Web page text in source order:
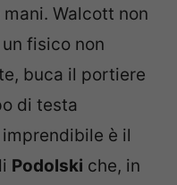
Walcott non
fisico non
buca il portiere
di testa
è il
Podolski che, in